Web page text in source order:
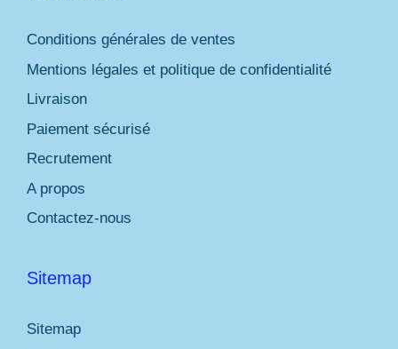
Conditions générales de ventes
Mentions légales et politique de confidentialité
Livraison
Paiement sécurisé
Recrutement
A propos
Contactez-nous
Sitemap
Sitemap